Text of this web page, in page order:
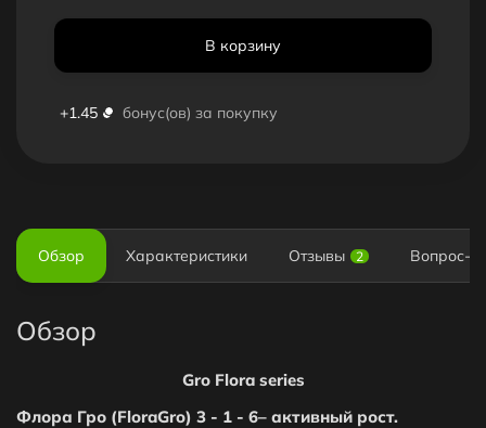
В корзину
+1.45 бонус(ов) за покупку
Обзор Характеристики Отзывы 2 Вопрос-
Обзор
Gro Flora series
Флора Гро (FloraGro) 3 - 1 - 6– активный рост.